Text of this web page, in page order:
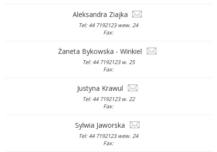
Aleksandra Ziajka
Tel: 44 7192123 wew. 24
Fax:
Żaneta Bykowska - Winkiel
Tel: 44 7192123 w. 25
Fax:
Justyna Krawul
Tel: 44 7192123 w. 22
Fax:
Sylwia Jaworska
Tel: 44 7192123 wew. 24
Fax: